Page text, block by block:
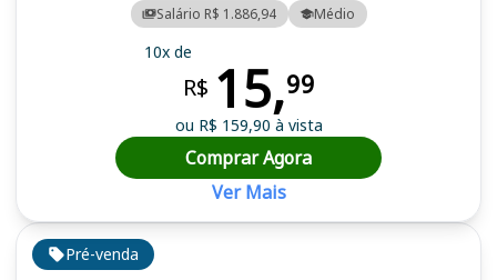
Pré-venda
Salário R$ 1.886,94 Médio
10x de
R$ 15,99
ou R$ 159,90 à vista
Comprar Agora
Ver Mais